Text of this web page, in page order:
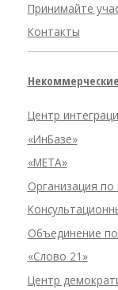
Принимайте
Контакты
Центр
«ИнБазе»
«META»
Организация
Объединение
«Слово 21»
Центр